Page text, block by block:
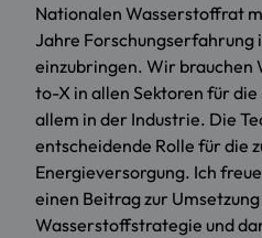
Nationalen Wasserstoffrat
Jahre Forschungserfahrung
einzubringen. Wir brauchen
to-X in allen Sektoren für
allem in der Industrie. Die
entscheidende Rolle für die
Energieversorgung. Ich
einen Beitrag zur
Wasserstoffstrategie und